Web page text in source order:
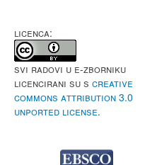
LICENCA:
Svi radovi u e-Zborniku
licencirani su s Creative
Commons Attribution 3.0
Unported License.